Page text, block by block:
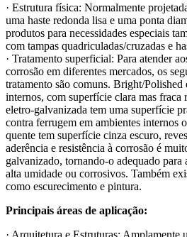
· Estrutura física: Normalmente
uma haste redonda lisa e uma ponta
produtos para necessidades especiais
com tampas quadriculadas/cruzadas e
· Tratamento superficial: Para atender
corrosão em diferentes mercados, os
tratamento são comuns. Bright/Polished
internos, com superfície clara mas fraca
eletro-galvanizada tem uma superfície
contra ferrugem em ambientes internos
quente tem superfície cinza escuro,
aderência e resistência à corrosão é
galvanizado, tornando-o adequado para
alta umidade ou corrosivos. Também
como escurecimento e pintura.
Principais áreas de aplicação:
· Arquitetura e Estruturas: Amplamente